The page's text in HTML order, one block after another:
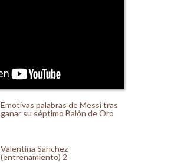
Emotivas palabras de Messi tras
ganar su séptimo Balón de Oro
Valentina Sánchez
(entrenamiento) 2